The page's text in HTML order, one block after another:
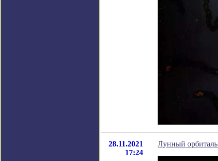
28.11.2021
17:24
Лунный